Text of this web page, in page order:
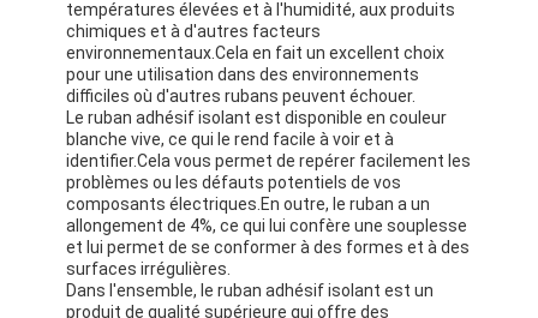
températures élevées et à l'humidité, aux produits
chimiques et à d'autres facteurs
environnementaux.Cela en fait un excellent choix
pour une utilisation dans des environnements
difficiles où d'autres rubans peuvent échouer.
Le ruban adhésif isolant est disponible en couleur
blanche vive, ce qui le rend facile à voir et à
identifier.Cela vous permet de repérer facilement les
problèmes ou les défauts potentiels de vos
composants électriques.En outre, le ruban a un
allongement de 4%, ce qui lui confère une souplesse
et lui permet de se conformer à des formes et à des
surfaces irrégulières.
Dans l'ensemble, le ruban adhésif isolant est un
produit de qualité supérieure qui offre des